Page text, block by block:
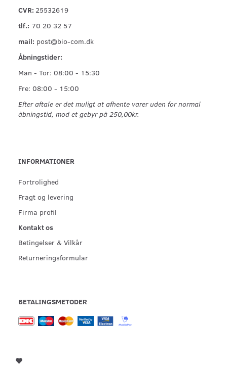
CVR: 25532619
tlf.: 70 20 32 57
mail: post@bio-com.dk
Åbningstider:
Man - Tor: 08:00 - 15:30
Fre: 08:00 - 15:00
Efter aftale er det muligt at afhente varer uden for normal
åbningstid, mod et gebyr på 250,00kr.
INFORMATIONER
Fortrolighed
Fragt og levering
Firma profil
Kontakt os
Betingelser & Vilkår
Returneringsformular
BETALINGSMETODER